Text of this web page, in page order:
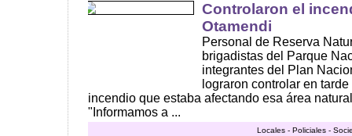
Controlaron el
Otamendi
Personal de Reserva
brigadistas del Parque
integrantes del Plan
lograron controlar en
incendio que estaba afectando esa área
"Informamos a ...
Locales - Policiales -